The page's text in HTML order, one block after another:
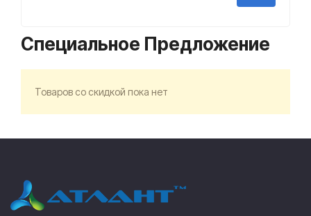
Специальное Предложение
Товаров со скидкой пока нет